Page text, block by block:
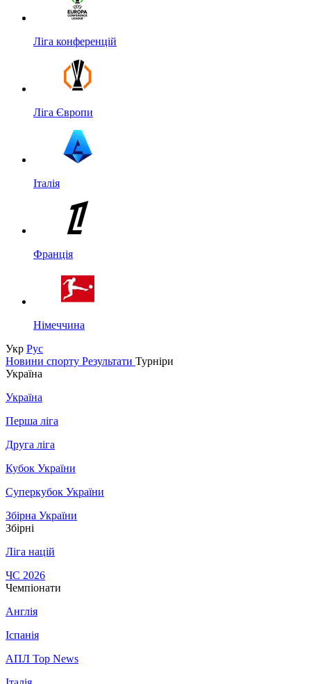
Ліга конференцій
Ліга Європи
Італія
Франція
Німеччина
Укр Рус
Новини спорту Результати Турніри
Україна
Україна
Перша ліга
Друга ліга
Кубок України
Суперкубок України
Збірна України
Збірні
Ліга націй
ЧС 2026
Чемпіонати
Англія
Іспанія
АПЛ Top News